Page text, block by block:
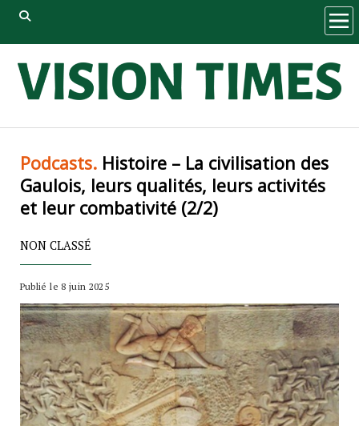
Podcasts.Histoire – La civilisation des
Gaulois, leurs qualités, leurs activités
et leur combativité (2/2)
NON CLASSÉ
Publié le 8 juin 2025